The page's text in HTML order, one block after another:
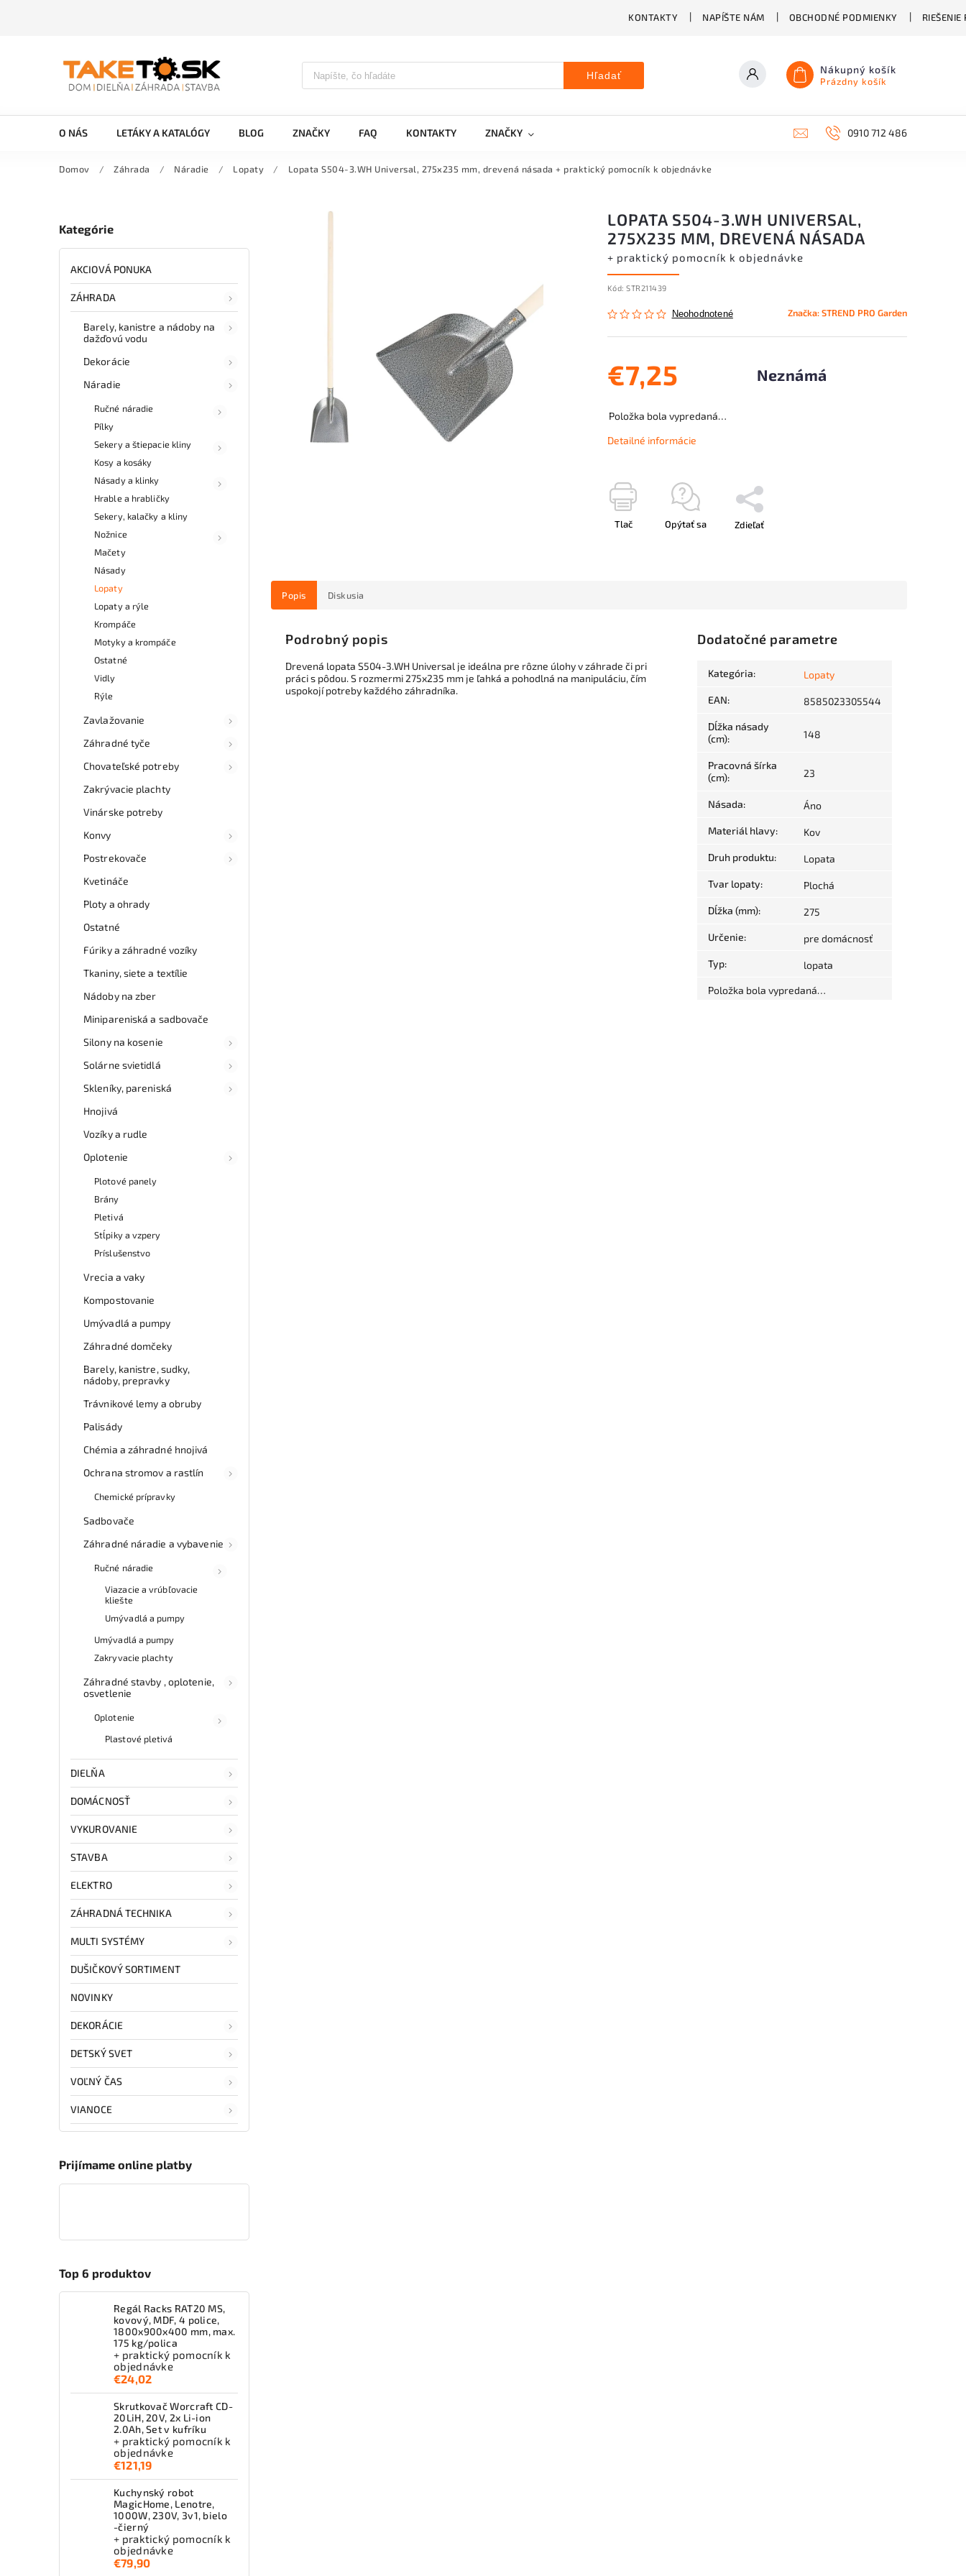
KONTAKTY NAPÍŠTE NÁM OBCHODNÉ PODMIENKY RIEŠENIE
Hľadať Nákupný košík
Prázdny košík
O NÁS LETÁKY A KATALÓGY BLOG ZNAČKY FAQ KONTAKTY ZNAČKY 0910 712 486
Domov / Záhrada / Náradie / Lopaty / Lopata S504-3.WH Universal, 275x235 mm, drevená násada + praktický pomocník k objednávke
Kategórie
AKCIOVÁ PONUKA
ZÁHRADA
Barely, kanistre a nádoby na
dažďovú vodu
Dekorácie
Náradie
Ručné náradie
Pílky
Sekery a štiepacie kliny
Kosy a kosáky
Násady a klinky
Hrable a hrabličky
Sekery, kalačky a kliny
Nožnice
Mačety
Násady
Lopaty
Lopaty a rýle
Krompáče
Motyky a krompáče
Ostatné
Vidly
Rýle
Zavlažovanie
Záhradné tyče
Chovateľské potreby
Zakrývacie plachty
Vinárske potreby
Konvy
Postrekovače
Kvetináče
Ploty a ohrady
Ostatné
Fúriky a záhradné vozíky
Tkaniny, siete a textílie
Nádoby na zber
Minipareniská a sadbovače
Silony na kosenie
Solárne svietidlá
Skleníky, pareniská
Hnojivá
Vozíky a rudle
Oplotenie
Plotové panely
Brány
Pletivá
Stĺpiky a vzpery
Príslušenstvo
Vrecia a vaky
Kompostovanie
Umývadlá a pumpy
Záhradné domčeky
Barely, kanistre, sudky,
nádoby, prepravky
Trávnikové lemy a obruby
Palisády
Chémia a záhradné hnojivá
Ochrana stromov a rastlín
Chemické prípravky
Sadbovače
Záhradné náradie a vybavenie
Ručné náradie
Viazacie a vrúbľovacie
kliešte
Umývadlá a pumpy
Umývadlá a pumpy
Zakryvacie plachty
Záhradné stavby , oplotenie,
osvetlenie
Oplotenie
Plastové pletivá
DIELŇA
DOMÁCNOSŤ
VYKUROVANIE
STAVBA
ELEKTRO
ZÁHRADNÁ TECHNIKA
MULTI SYSTÉMY
DUŠIČKOVÝ SORTIMENT
NOVINKY
DEKORÁCIE
DETSKÝ SVET
VOĽNÝ ČAS
VIANOCE
Prijímame online platby
Top 6 produktov
Regál Racks RAT20 MS,
kovový, MDF, 4 police,
1800x900x400 mm, max.
175 kg/polica
+ praktický pomocník k
objednávke
€24,02
Skrutkovač Worcraft CD-
20LiH, 20V, 2x Li-ion
2.0Ah, Set v kufríku
+ praktický pomocník k
objednávke
€121,19
Kuchynský robot
MagicHome, Lenotre,
1000W, 230V, 3v1, bielo
-čierný
+ praktický pomocník k
objednávke
€79,90
LOPATA S504-3.WH UNIVERSAL,
275X235 MM, DREVENÁ NÁSADA
+ praktický pomocník k objednávke
Kód: STR211439
Neohodnotené Značka:STREND PRO Garden
€7,25 Neznámá
Položka bola vypredaná…
Detailné informácie
Tlač Opýtať sa Zdieľať
Popis Diskusia
Podrobný popis
Drevená lopata S504-3.WH Universal je ideálna pre rôzne úlohy v záhrade či pri
práci s pôdou. S rozmermi 275x235 mm je ľahká a pohodlná na manipuláciu, čím
uspokojí potreby každého záhradníka.
Dodatočné parametre
Kategória: Lopaty
EAN: 8585023305544
Dĺžka násady
(cm): 148
Pracovná šírka
(cm): 23
Násada: Áno
Materiál hlavy: Kov
Druh produktu: Lopata
Tvar lopaty: Plochá
Dĺžka (mm): 275
Určenie: pre domácnosť
Typ: lopata
Položka bola vypredaná…